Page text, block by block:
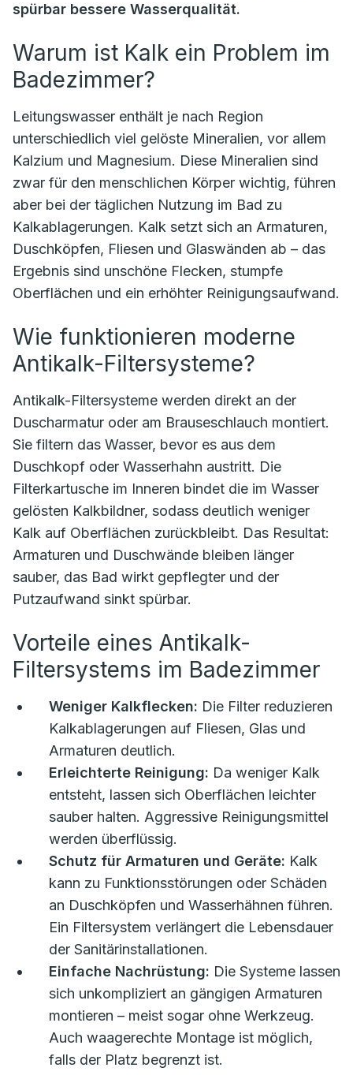
spürbar bessere Wasserqualität.
Warum ist Kalk ein Problem im
Badezimmer?
Leitungswasser enthält je nach Region
unterschiedlich viel gelöste Mineralien, vor allem
Kalzium und Magnesium. Diese Mineralien sind
zwar für den menschlichen Körper wichtig, führen
aber bei der täglichen Nutzung im Bad zu
Kalkablagerungen. Kalk setzt sich an Armaturen,
Duschköpfen, Fliesen und Glaswänden ab – das
Ergebnis sind unschöne Flecken, stumpfe
Oberflächen und ein erhöhter Reinigungsaufwand.
Wie funktionieren moderne
Antikalk-Filtersysteme?
Antikalk-Filtersysteme werden direkt an der
Duscharmatur oder am Brauseschlauch montiert.
Sie filtern das Wasser, bevor es aus dem
Duschkopf oder Wasserhahn austritt. Die
Filterkartusche im Inneren bindet die im Wasser
gelösten Kalkbildner, sodass deutlich weniger
Kalk auf Oberflächen zurückbleibt. Das Resultat:
Armaturen und Duschwände bleiben länger
sauber, das Bad wirkt gepflegter und der
Putzaufwand sinkt spürbar.
Vorteile eines Antikalk-
Filtersystems im Badezimmer
Weniger Kalkflecken: Die Filter reduzieren
Kalkablagerungen auf Fliesen, Glas und
Armaturen deutlich.
Erleichterte Reinigung: Da weniger Kalk
entsteht, lassen sich Oberflächen leichter
sauber halten. Aggressive Reinigungsmittel
werden überflüssig.
Schutz für Armaturen und Geräte: Kalk
kann zu Funktionsstörungen oder Schäden
an Duschköpfen und Wasserhähnen führen.
Ein Filtersystem verlängert die Lebensdauer
der Sanitärinstallationen.
Einfache Nachrüstung: Die Systeme lassen
sich unkompliziert an gängigen Armaturen
montieren – meist sogar ohne Werkzeug.
Auch waagerechte Montage ist möglich,
falls der Platz begrenzt ist.